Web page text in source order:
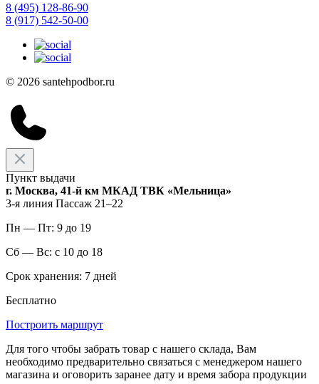
8 (495) 128-86-90
8 (917) 542-50-00
© 2026 santehpodbor.ru
Пункт выдачи
г. Москва, 41-й км МКАД ТВК «Мельница»
3-я линия Пассаж 21–22
Пн — Пт: 9 до 19
Сб — Вс: с 10 до 18
Срок хранения: 7 дней
Бесплатно
Построить маршрут
Для того чтобы забрать товар с нашего склада, Вам
необходимо предварительно связаться с менеджером нашего
магазина и оговорить заранее дату и время забора продукции